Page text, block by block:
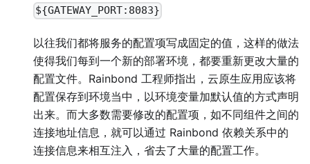
${GATEWAY_PORT:8083}
以往我们都将服务的配置项写成固定的值，这样的做法
使得我们每到一个新的部署环境，都要重新更改大量的
配置文件。Rainbond 工程师指出，云原生应用应该将
配置保存到环境当中，以环境变量加默认值的方式声明
出来。而大多数需要修改的配置项，如不同组件之间的
连接地址信息，就可以通过 Rainbond 依赖关系中的
连接信息来相互注入，省去了大量的配置工作。